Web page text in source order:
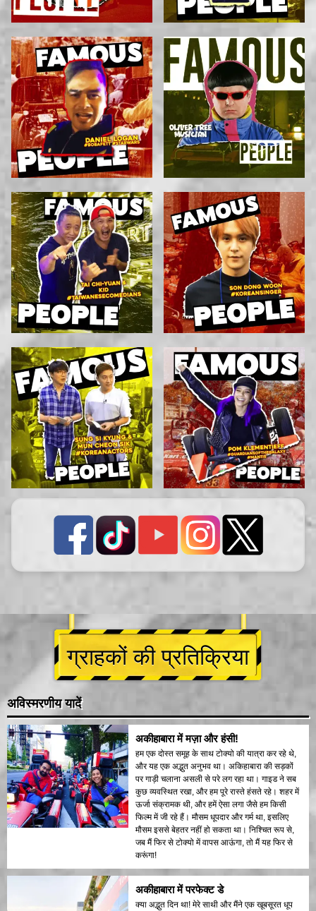
ग्राहकों की प्रतिक्रिया
अविस्मरणीय यादें
अकीहाबारा में मज़ा और हंसी!
हम एक दोस्त समूह के साथ टोक्यो की यात्रा कर रहे थे,
और यह एक अद्भुत अनुभव था। अकिहाबारा की सड़कों
पर गाड़ी चलाना असली से परे लग रहा था। गाइड ने सब
कुछ व्यवस्थित रखा, और हम पूरे रास्ते हंसते रहे। शहर में
ऊर्जा संक्रामक थी, और हमें ऐसा लगा जैसे हम किसी
फिल्म में जी रहे हैं। मौसम धूपदार और गर्म था, इसलिए
मौसम इससे बेहतर नहीं हो सकता था। निश्चित रूप से,
जब मैं फिर से टोक्यो में वापस आऊंगा, तो मैं यह फिर से
करूंगा!
अकीहाबारा में परफेक्ट डे
क्या अद्भुत दिन था! मेरे साथी और मैंने एक खूबसूरत धूप